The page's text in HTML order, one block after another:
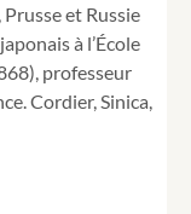
et Russie
à l’École
professeur
Cordier, Sinica,